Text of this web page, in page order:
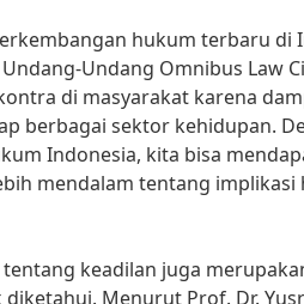
hukum terbaru di
Undang Omnibus Law
di masyarakat karena
berbagai sektor kehidupan.
Indonesia, kita bisa
mendalam tentang implikasi
keadilan juga
Menurut Prof. Dr.